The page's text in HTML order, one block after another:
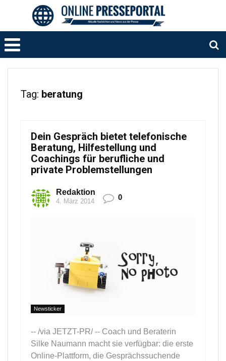
Tag: beratung
Dein Gespräch bietet telefonische
Beratung, Hilfestellung und
Coachings für berufliche und
private Problemstellungen
Redaktion
4. März 2014 0
Newsticker
-- /via JETZT-PR/ -- Coach und Beraterin
Silke Naumann macht sie verfügbar: die erste
Online-Plattform, die Gesprächssuchende